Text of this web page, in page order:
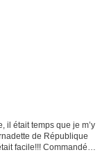
il était temps que je m’y
de République
facile!!! Commandée